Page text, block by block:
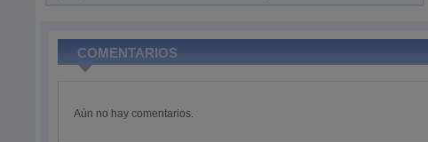
COMENTARIOS
Aún no hay comentarios.